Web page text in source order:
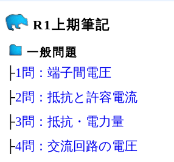
R1上期筆記
一般問題
├1問：端子間電圧
├2問：抵抗と許容電流
├3問：抵抗・電力量
├4問：交流回路の電圧